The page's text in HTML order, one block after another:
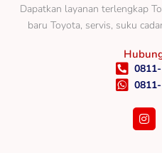
Dapatkan layanan terlengkap
baru Toyota, servis, suku
I
n
s